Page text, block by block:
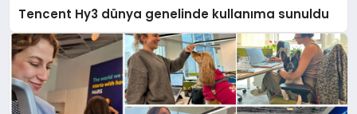
Tencent Hy3 dünya genelinde kullanıma sunuldu